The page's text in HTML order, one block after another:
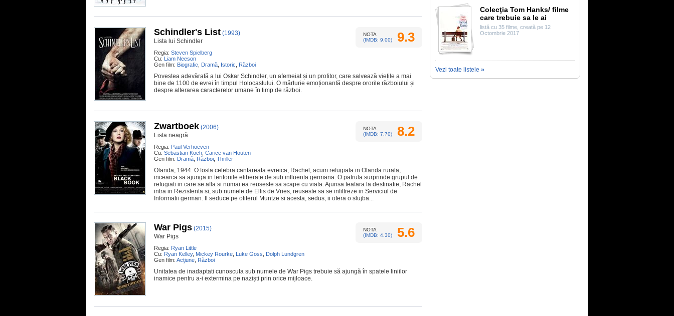
NOTA
(IMDB: 9.00)
9.3
Schindler's List (1993)
Lista lui Schindler
Regia: Steven Spielberg
Cu: Liam Neeson
Gen film: Biografic Dramă Istoric Război
Povestea adevărată a lui Oskar Schindler, un afemeiat și un profitor, care salvează viețile a mai
bine de 1100 de evrei în timpul Holocastului. O mărturie emoționantă despre ororile războiului și
despre alterarea caracterelor umane în timp de război.
NOTA
(IMDB: 7.70)
8.2
Zwartboek (2006)
Lista neagră
Regia: Paul Verhoeven
Cu: Sebastian Koch Carice van Houten
Gen film: Dramă Război Thriller
Olanda, 1944. O fosta celebra cantareata evreica, Rachel, acum refugiata in Olanda rurala,
incearca sa ajunga in teritoriile eliberate de sub influenta germana. O patrula surprinde grupul de
refugiati in care se afla si numai ea reuseste sa scape cu viata. Ajunsa teafara la destinatie, Rachel
intra in Rezistenta si, sub numele de Ellis de Vries, reuseste sa se infiltreze in Serviciul de
Informatii german. Il seduce pe ofiterul Muntze si acesta, sedus, ii ofera o slujba...
NOTA
(IMDB: 4.30)
5.6
War Pigs (2015)
War Pigs
Regia: Ryan Little
Cu: Ryan Kelley, Mickey Rourke Luke Goss
Dolph Lundgren
Gen film: Acţiune Război
Unitatea de inadaptati cunoscuta sub numele de War Pigs trebuie să ajungă în spatele liniilor
inamice pentru a-i extermina pe naziști prin orice mijloace.
Colecţia Tom Hanks/ filme
care trebuie sa le ai
listă cu 35 filme, creată pe 12
Octombrie 2017
Vezi toate listele »